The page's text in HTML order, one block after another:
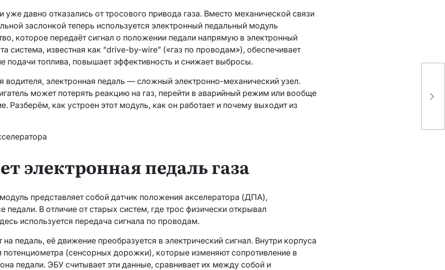
давно отказались от тросового привода газа. Вместо механической связи
заслонкой теперь используется электронный педальный модуль
которое передаёт сигнал о положении педали напрямую в электронный
система, известная как “drive-by-wire” («газ по проводам»), обеспечивает
подачи топлива, повышает эффективность и снижает выбросы.
водителя, электронная педаль — сложный электронно-механический узел.
может потерять реакцию на газ, перейти в аварийный режим или вообще
Разберём, как устроен этот модуль, как он работает и почему выходит из
электронная педаль газа
представляет собой датчик положения акселератора (ДПА),
педали. В отличие от старых систем, где трос физически открывал
используется передача сигнала по проводам.
педаль, её движение преобразуется в электрический сигнал. Внутри корпуса
(сенсорных дорожки), которые изменяют сопротивление в
педали. ЭБУ считывает эти данные, сравнивает их между собой и
в